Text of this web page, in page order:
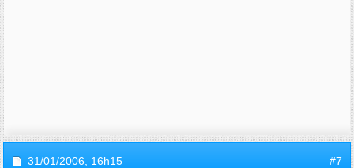
31/01/2006, 16h15 #7